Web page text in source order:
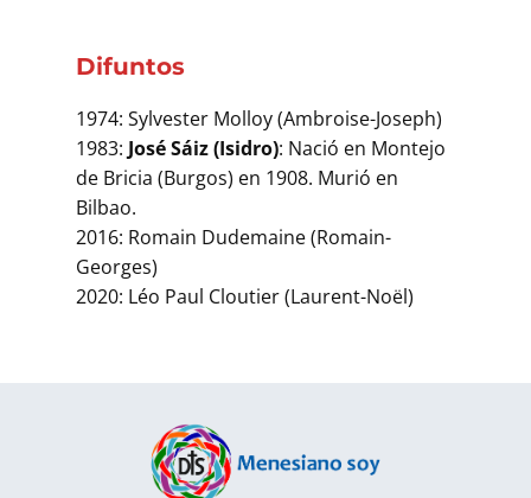
Difuntos
1974: Sylvester Molloy (Ambroise-Joseph)
1983: José Sáiz (Isidro): Nació en Montejo
de Bricia (Burgos) en 1908. Murió en
Bilbao.
2016: Romain Dudemaine (Romain-
Georges)
2020: Léo Paul Cloutier (Laurent-Noël)